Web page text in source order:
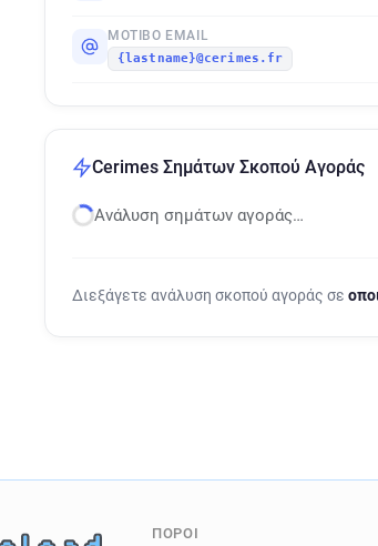
ΜΟΤΊΒΟ EMAIL
{lastname}@cerimes.fr
Cerimes Σημάτων Σκοπού Αγοράς
Ανάλυση σημάτων αγοράς…
Διεξάγετε ανάλυση σκοπού αγοράς σε
ΠΌΡΟΙ